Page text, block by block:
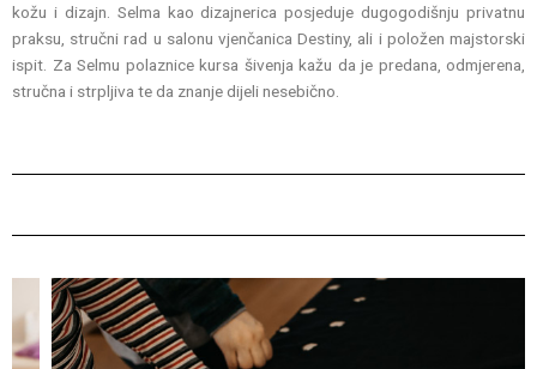
kožu i dizajn. Selma kao dizajnerica posjeduje dugogodišnju privatnu
praksu, stručni rad u salonu vjenčanica Destiny, ali i položen majstorski
ispit. Za Selmu polaznice kursa šivenja kažu da je predana, odmjerena,
stručna i strpljiva te da znanje dijeli nesebično.